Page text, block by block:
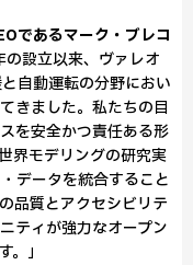
であるマーク・ブレコ
設立以来、ヴァレオ
自動運転の分野におい
きました。私たちの目
を安全かつ責任ある形
界モデリングの研究実
データを統合すること
品質とアクセシビリテ
ティが強力なオープン
」